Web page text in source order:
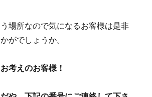
場所なので気になるお客様は是非
がでしょうか。
考えのお客様！